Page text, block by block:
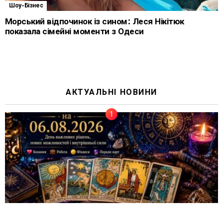
Шоу-Бізнес
Морський відпочинок із сином: Леся Нікітюк
показала сімейні моменти з Одеси
АКТУАЛЬНІ НОВИНИ